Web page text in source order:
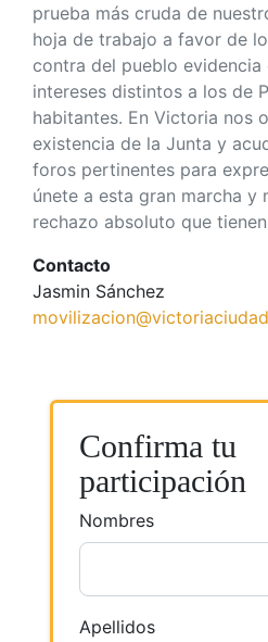
prueba más cruda de
hoja de trabajo a favor de
contra del pueblo evidencia
intereses distintos a los de
habitantes. En Victoria nos
existencia de la Junta y
foros pertinentes para
únete a esta gran marcha y
rechazo absoluto que
Contacto
Jasmin Sánchez
Confirma tu
participación
Nombres
Apellidos